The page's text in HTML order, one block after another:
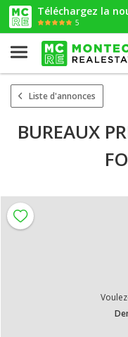
Téléchargez la
5
Liste d'annonces
BUREAUX